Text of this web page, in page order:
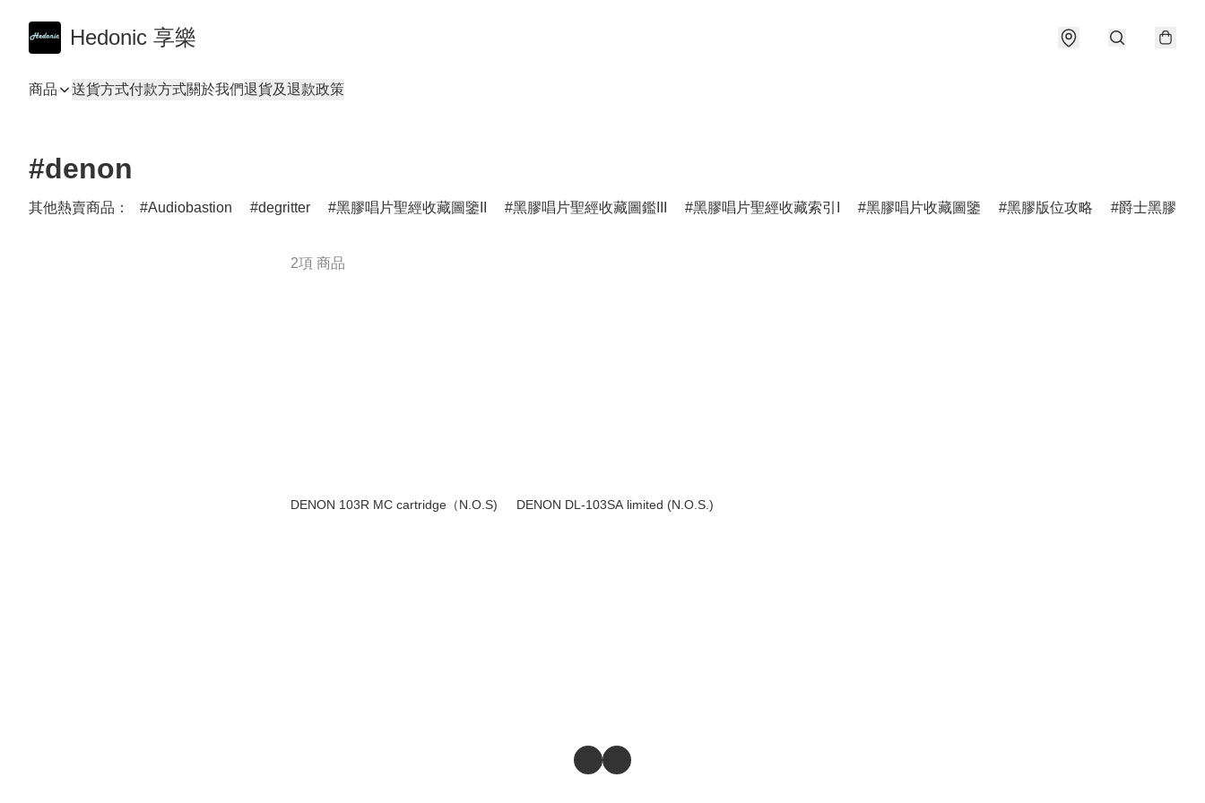
Hedonic 享樂
商品 送貨方式付款方式關於我們退貨及退款政策
#denon
其他熱賣商品： Audiobastion degritter 黑膠唱片聖經收藏圖鑒II 黑膠唱片聖經收藏圖鑑III 黑膠唱片聖經收藏索引I 黑膠唱片收藏圖鑒 黑膠版位攻略 爵士黑膠圖
2項 商品
DENON 103R MC cartridge（N.O.S) DENON DL-103SA limited (N.O.S.)